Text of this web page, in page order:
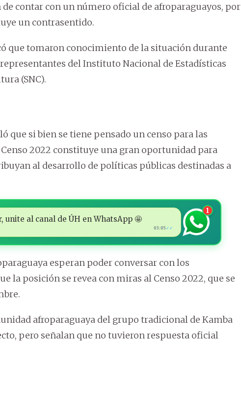
contar con un número oficial de afroparaguayos, por
un contrasentido.
que tomaron conocimiento de la situación durante
del Instituto Nacional de Estadísticas
(SNC).
que si bien se tiene pensado un censo para las
2022 constituye una gran oportunidad para
al desarrollo de políticas públicas destinadas a
unite al canal de ÚH en WhatsApp 🤩
03:05 ✓✓
1
esperan poder conversar con los
la posición se revea con miras al Censo 2022, que se
afroparaguaya del grupo tradicional de Kamba
pero señalan que no tuvieron respuesta oficial